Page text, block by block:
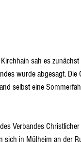
sah es
wurde abgesagt. Die
selbst eine
Verbandes
sich in Mülheim an der